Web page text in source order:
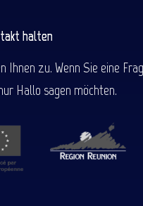
halten
Ihnen zu. Wenn Sie eine
Hallo sagen möchten.